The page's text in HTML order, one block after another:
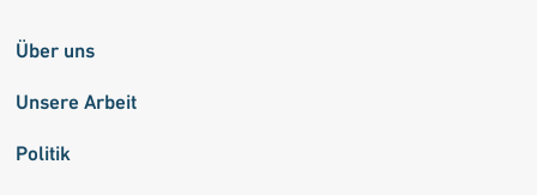
Über uns
Unsere Arbeit
Politik